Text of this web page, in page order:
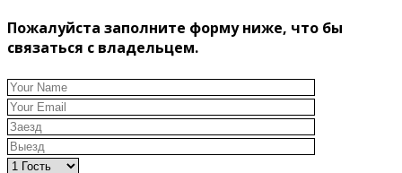
Пожалуйста заполните форму ниже, что бы
связаться с владельцем.